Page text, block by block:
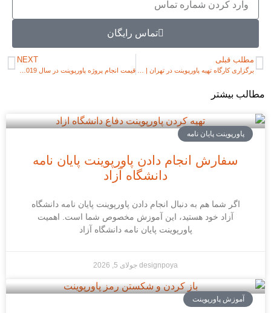
تماس رایگان
قبلی
برگزاری کارگاه تهیه پاورپوینت در تهران | آموزش اختصاصی پاورپوینت
NEXT
قیمت انجام پروژه‌ پاورپوینت در سال 2019 | نرخ انجام پاورپوینت
بیشتر
پاورپوینت پایان نامه
سفارش انجام دادن پاورپوینت پایان نامه
دانشگاه آزاد
اگر شما هم به دنبال انجام دادن پاورپوینت پایان نامه دانشگاه
آزاد خود هستید، این آموزش مخصوص شما است. اهمیت
پاورپوینت پایان نامه دانشگاه آزاد
designpoya جولای 5, 2026
آموزش پاورپوینت